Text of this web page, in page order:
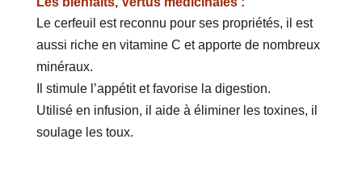
Le cerfeuil est reconnu pour ses propriétés, il est
aussi riche en vitamine C et apporte de nombreux
minéraux.
Il stimule l’appétit et favorise la digestion.
Utilisé en infusion, il aide à éliminer les toxines, il
soulage les toux.